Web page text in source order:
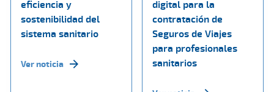
eficiencia y
sostenibilidad del
sistema sanitario
Ver noticia
digital para la
contratación de
Seguros de Viajes
para profesionales
sanitarios